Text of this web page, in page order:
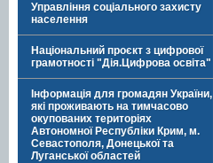
Управління соціального захисту
населення
Національний проєкт з цифрової
грамотності "Дія.Цифрова освіта"
Інформація для громадян України,
які проживають на тимчасово
окупованих територіях
Автономної Республіки Крим, м.
Севастополя, Донецької та
Луганської областей